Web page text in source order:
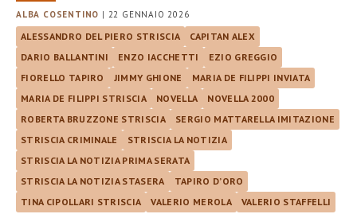
ALBA COSENTINO | 22 GENNAIO 2026
ALESSANDRO DEL PIERO STRISCIA
CAPITAN ALEX
DARIO BALLANTINI
ENZO IACCHETTI
EZIO GREGGIO
FIORELLO TAPIRO
JIMMY GHIONE
MARIA DE FILIPPI INVIATA
MARIA DE FILIPPI STRISCIA
NOVELLA
NOVELLA 2000
ROBERTA BRUZZONE STRISCIA
SERGIO MATTARELLA IMITAZIONE
STRISCIA CRIMINALE
STRISCIA LA NOTIZIA
STRISCIA LA NOTIZIA PRIMA SERATA
STRISCIA LA NOTIZIA STASERA
TAPIRO D’ORO
TINA CIPOLLARI STRISCIA
VALERIO MEROLA VALERIO STAFFELLI